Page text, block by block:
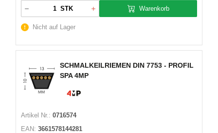
STK Warenkorb
Nicht auf Lager
SCHMALKEILRIEMEN DIN 7753 - PROFIL
SPA 4MP
Artikel Nr.: 0716574
EAN: 3661578144281